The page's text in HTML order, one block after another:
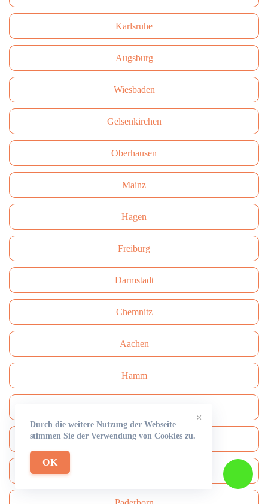
Karlsruhe
Augsburg
Wiesbaden
Gelsenkirchen
Oberhausen
Mainz
Hagen
Freiburg
Darmstadt
Сhemnitz
Aachen
Hamm
Mönchengladbach
×
Durch die weitere Nutzung der Webseite
stimmen Sie der Verwendung von Cookies zu.
OK